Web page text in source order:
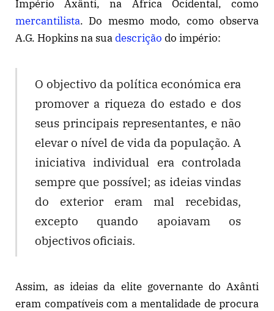
Império Axânti, na África Ocidental, como
mercantilista. Do mesmo modo, como observa
A.G. Hopkins na suadescrição do império:
O objectivo da política económica era
promover a riqueza do estado e dos
seus principais representantes, e não
elevar o nível de vida da população. A
iniciativa individual era controlada
sempre que possível; as ideias vindas
do exterior eram mal recebidas,
excepto quando apoiavam os
objectivos oficiais.
Assim, as ideias da elite governante do Axânti
eram compatíveis com a mentalidade de procura